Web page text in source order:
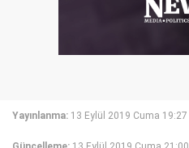
Yayınlanma: 13 Eylül 2019 Cuma 19:27